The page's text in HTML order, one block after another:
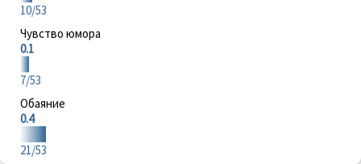
10/53
Чувство юмора
0.1
7/53
Обаяние
0.4
21/53